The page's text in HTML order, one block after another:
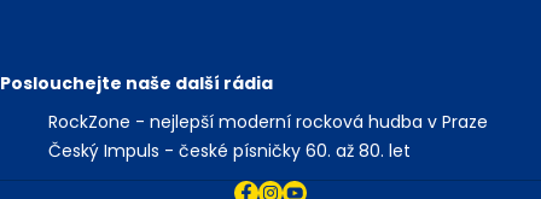
Poslouchejte naše další rádia
RockZone - nejlepší moderní rocková hudba v Praze
Český Impuls - české písničky 60. až 80. let